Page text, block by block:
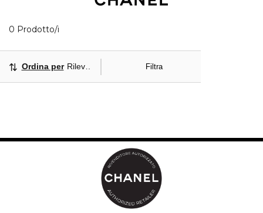
0 Prodotto/i
Filtra
Ordina per Rilevanza